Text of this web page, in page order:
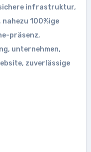
infrastruktur,
nahezu 100%ige
präsenz,
, unternehmen,
, zuverlässige